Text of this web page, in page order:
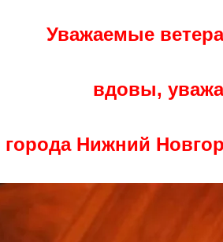
Уважаемые
вдовы,
города Нижний